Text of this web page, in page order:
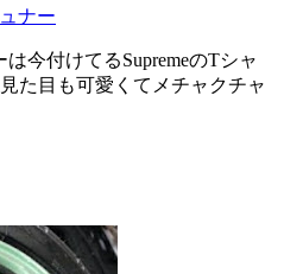
ナー
今付けてるSupremeのTシャ
た目も可愛くてメチャクチャ